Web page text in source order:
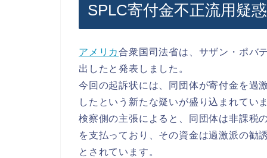
SPLC寄付金不正流用疑
アメリカ合衆国司法省は、サザン・ポバ
出したと発表しました。
今回の起訴状には、同団体が寄付金を過
したという新たな疑いが盛り込まれてい
検察側の主張によると、同団体は非課税
を支払っており、その資金は過激派の勧
とされています。